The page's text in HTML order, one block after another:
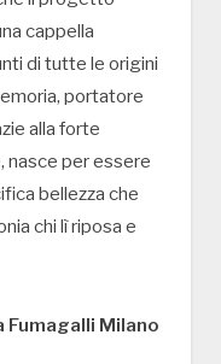
cappella
di tutte le origini
portatore
alla forte
nasce per essere
bellezza che
chi lì riposa e
Fumagalli Milano